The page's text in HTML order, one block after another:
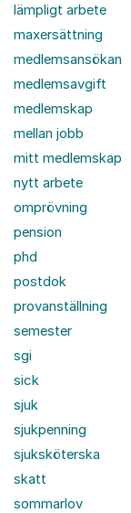
lämpligt arbete
maxersättning
medlemsansökan
medlemsavgift
medlemskap
mellan jobb
mitt medlemskap
nytt arbete
omprövning
pension
phd
postdok
provanställning
semester
sgi
sick
sjuk
sjukpenning
sjuksköterska
skatt
sommarlov